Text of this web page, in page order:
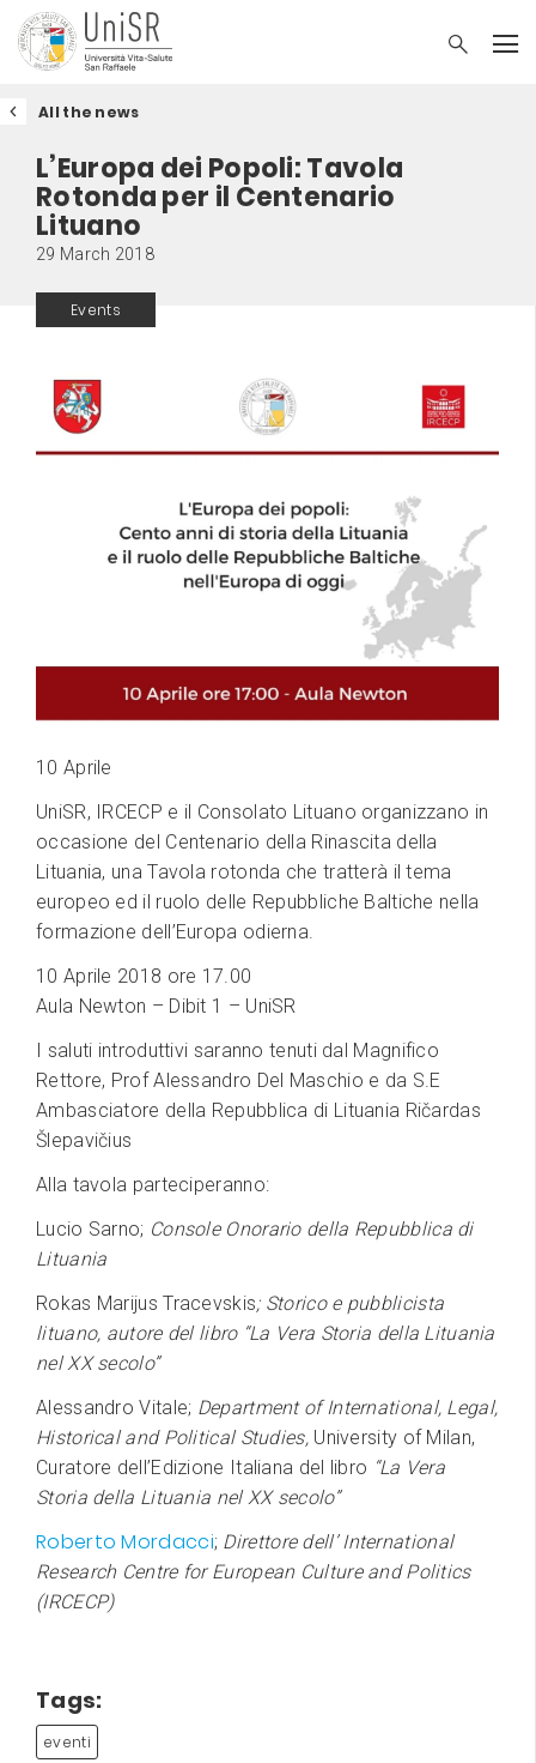
All the news
L’Europa dei Popoli: Tavola
Rotonda per il Centenario
Lituano
29 March 2018
Events
10 Aprile
UniSR, IRCECP e il Consolato Lituano organizzano in
occasione del Centenario della Rinascita della
Lituania, una Tavola rotonda che tratterà il tema
europeo ed il ruolo delle Repubbliche Baltiche nella
formazione dell’Europa odierna.
10 Aprile 2018 ore 17.00
Aula Newton – Dibit 1 – UniSR
I saluti introduttivi saranno tenuti dal Magnifico
Rettore, Prof Alessandro Del Maschio e da S.E
Ambasciatore della Repubblica di Lituania Ričardas
Šlepavičius
Alla tavola parteciperanno:
Lucio Sarno; Console Onorario della Repubblica di
Lituania
Rokas Marijus Tracevskis; Storico e pubblicista
lituano, autore del libro “La Vera Storia della Lituania
nel XX secolo”
Alessandro Vitale; Department of International, Legal,
Historical and Political Studies,University of Milan,
Curatore dell’Edizione Italiana del libro “La Vera
Storia della Lituania nel XX secolo”
Roberto Mordacci; Direttore dell’ International
Research Centre for European Culture and Politics
(IRCECP)
Tags:
eventi